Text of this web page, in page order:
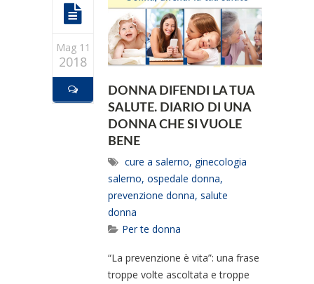
Mag 11
2018
DONNA DIFENDI LA TUA
SALUTE. DIARIO DI UNA
DONNA CHE SI VUOLE
BENE
cure a salerno, ginecologia
salerno, ospedale donna,
prevenzione donna, salute
donna
Per te donna
“La prevenzione è vita”: una frase
troppe volte ascoltata e troppe